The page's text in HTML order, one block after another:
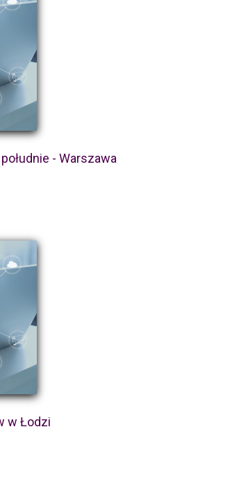
- Warszawa
w Łodzi